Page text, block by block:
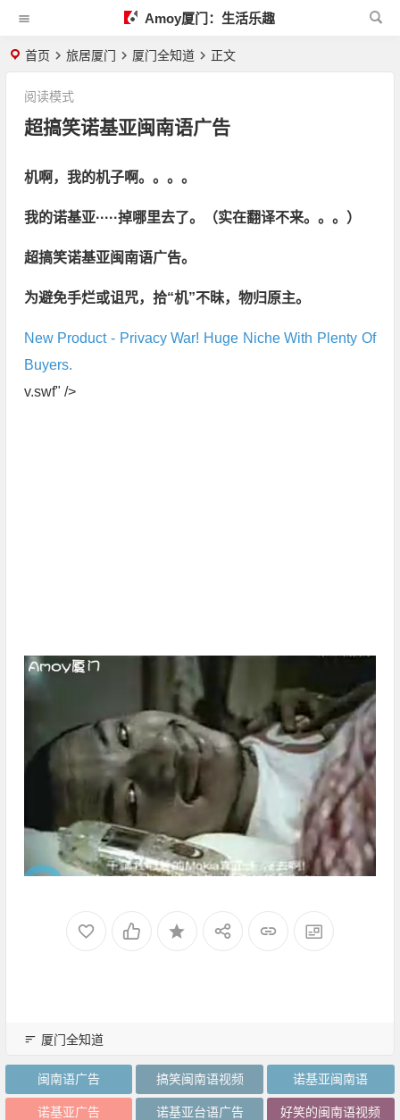
Amoy厦门：生活乐趣
首页 旅居厦门 厦门全知道 正文
超搞笑诺基亚闽南语广告
阅读模式
机啊，我的机子啊。。。。
我的诺基亚·····掉哪里去了。（实在翻译不来。。。）
超搞笑诺基亚闽南语广告。
为避免手烂或诅咒，拾“机”不昧，物归原主。
New Product - Privacy War! Huge Niche With Plenty Of
Buyers.
v.swf" />
厦门全知道
闽南语广告 搞笑闽南语视频 诺基亚闽南语
诺基亚广告 诺基亚台语广告 好笑的闽南语视频